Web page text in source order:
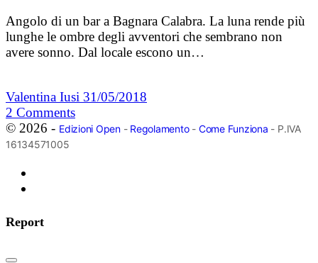
Angolo di un bar a Bagnara Calabra. La luna rende più
lunghe le ombre degli avventori che sembrano non
avere sonno. Dal locale escono un…
Valentina Iusi 31/05/2018
2 Comments
© 2026 - Edizioni Open- Regolamento- Come Funziona - P.IVA
16134571005
Report